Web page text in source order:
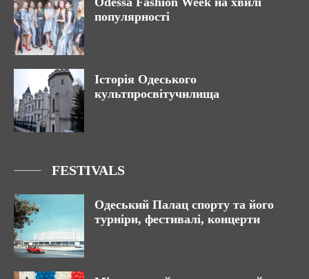
популярності
Історія Одеського
культпросвітучилища
FESTIVALS
Одеський Палац спорту та його
турніри, фестивалі, концерти